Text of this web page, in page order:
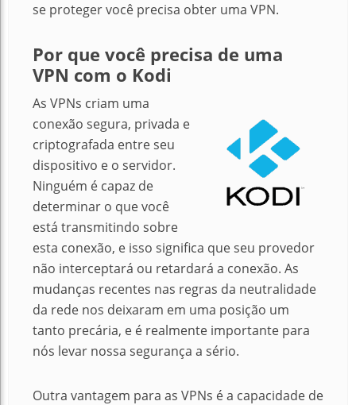
se proteger você precisa obter uma VPN.
Por que você precisa de uma
VPN com o Kodi
As VPNs criam uma
conexão segura, privada e
criptografada entre seu
dispositivo e o servidor.
Ninguém é capaz de
determinar o que você
está transmitindo sobre
esta conexão, e isso significa que seu provedor
não interceptará ou retardará a conexão. As
mudanças recentes nas regras da neutralidade
da rede nos deixaram em uma posição um
tanto precária, e é realmente importante para
nós levar nossa segurança a sério.
Outra vantagem para as VPNs é a capacidade de